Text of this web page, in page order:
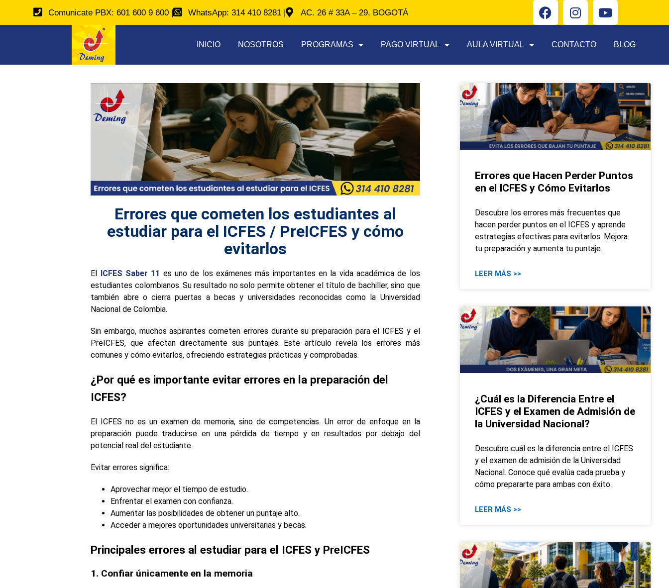
Comunicate PBX: 601 600 9 600 | WhatsApp: 314 410 8281 | AC. 26 # 33A – 29, BOGOTÁ
INICIO NOSOTROS PROGRAMAS PAGO VIRTUAL AULA VIRTUAL CONTACTO BLOG
Errores que cometen los estudiantes al
estudiar para el ICFES / PreICFES y cómo
evitarlos
El ICFES Saber 11 es uno de los exámenes más importantes en la vida académica de los
estudiantes colombianos. Su resultado no solo permite obtener el título de bachiller, sino que
también abre o cierra puertas a becas y universidades reconocidas como la Universidad
Nacional de Colombia.
Sin embargo, muchos aspirantes cometen errores durante su preparación para el ICFES y el
PreICFES, que afectan directamente sus puntajes. Este artículo revela los errores más
comunes y cómo evitarlos, ofreciendo estrategias prácticas y comprobadas.
¿Por qué es importante evitar errores en la preparación del
ICFES?
El ICFES no es un examen de memoria, sino de competencias. Un error de enfoque en la
preparación puede traducirse en una pérdida de tiempo y en resultados por debajo del
potencial real del estudiante.
Evitar errores significa:
Aprovechar mejor el tiempo de estudio.
Enfrentar el examen con confianza.
Aumentar las posibilidades de obtener un puntaje alto.
Acceder a mejores oportunidades universitarias y becas.
Principales errores al estudiar para el ICFES y PreICFES
1. Confiar únicamente en la memoria
Errores que Hacen Perder Puntos
en el ICFES y Cómo Evitarlos
Descubre los errores más frecuentes que
hacen perder puntos en el ICFES y aprende
estrategias efectivas para evitarlos. Mejora
tu preparación y aumenta tu puntaje.
LEER MÁS >>
¿Cuál es la Diferencia Entre el
ICFES y el Examen de Admisión de
la Universidad Nacional?
Descubre cuál es la diferencia entre el ICFES
y el examen de admisión de la Universidad
Nacional. Conoce qué evalúa cada prueba y
cómo prepararte para ambas con éxito.
LEER MÁS >>